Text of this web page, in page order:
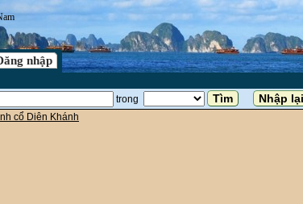
nhập
trong
cổ Diên Khánh